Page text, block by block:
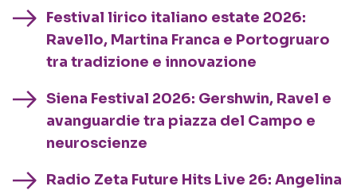
Festival lirico italiano estate 2026:
Ravello, Martina Franca e Portogruaro
tra tradizione e innovazione
Siena Festival 2026: Gershwin, Ravel e
avanguardie tra piazza del Campo e
neuroscienze
Radio Zeta Future Hits Live 26: Angelina